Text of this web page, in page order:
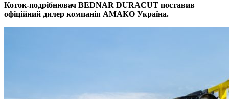
Коток-подрібнювач BEDNAR DURACUT поставив
офіційний дилер компанія АМАКО Україна.